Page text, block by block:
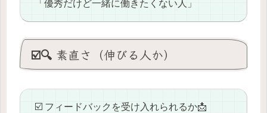
「優秀だけど一緒に働きたくない人」
☑️🔍 素直さ（伸びる人か）
☑️ フィードバックを受け入れられるか📩